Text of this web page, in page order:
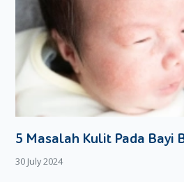
Pemeriksaan medis dan tes
mengidentifikasi adanya infeksi
Pemantauan denyut jantung
memastikan kesehatan janin.
Pemberian antibiotik untuk
infeksi yang mungkin terjadi.
Pemberian kortikosteroid
perkembangan paru-paru janin
kurang dari 34 minggu
Induksi atau persalinan caesar
5 Masalah Kulit Pada Bayi
30 July 2024